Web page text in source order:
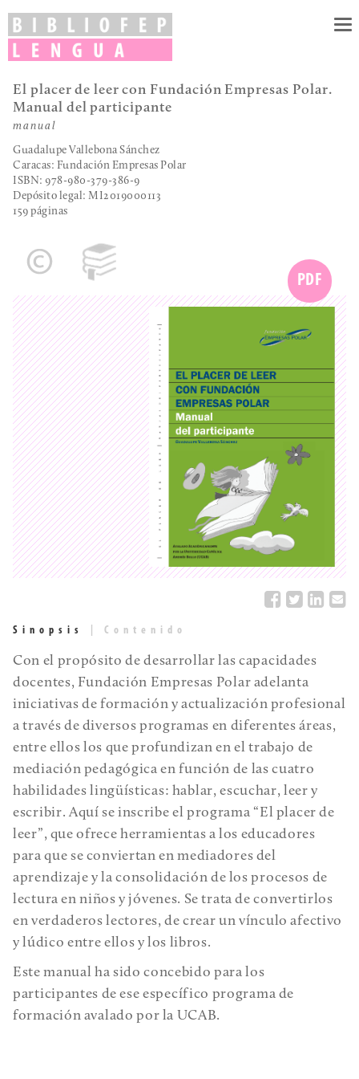
El placer de leer con Fundación Empresas Polar.
Manual del participante
manual
Guadalupe Vallebona Sánchez
Caracas: Fundación Empresas Polar
ISBN: 978-980-379-386-9
Depósito legal: MI2019000113
159 páginas
PDF
Sinopsis Contenido
Con el propósito de desarrollar las capacidades
docentes, Fundación Empresas Polar adelanta
iniciativas de formación y actualización profesional
a través de diversos programas en diferentes áreas,
entre ellos los que profundizan en el trabajo de
mediación pedagógica en función de las cuatro
habilidades lingüísticas: hablar, escuchar, leer y
escribir. Aquí se inscribe el programa “El placer de
leer”, que ofrece herramientas a los educadores
para que se conviertan en mediadores del
aprendizaje y la consolidación de los procesos de
lectura en niños y jóvenes. Se trata de convertirlos
en verdaderos lectores, de crear un vínculo afectivo
y lúdico entre ellos y los libros.
Este manual ha sido concebido para los
participantes de ese específico programa de
formación avalado por la UCAB.